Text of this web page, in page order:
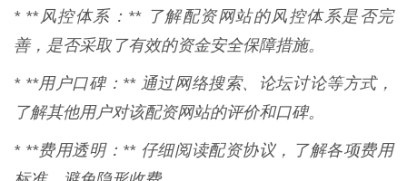
* **风控体系：** 了解配资网站的风控体系是否完
善，是否采取了有效的资金安全保障措施。
* **用户口碑：** 通过网络搜索、论坛讨论等方式，
了解其他用户对该配资网站的评价和口碑。
* **费用透明：** 仔细阅读配资协议，了解各项费用